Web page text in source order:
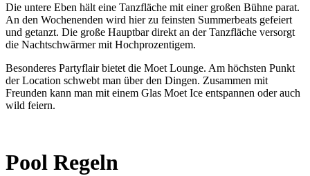
Die untere Eben hält eine Tanzfläche mit einer großen Bühne parat.
An den Wochenenden wird hier zu feinsten Summerbeats gefeiert
und getanzt. Die große Hauptbar direkt an der Tanzfläche versorgt
die Nachtschwärmer mit Hochprozentigem.
Besonderes Partyflair bietet die Moet Lounge. Am höchsten Punkt
der Location schwebt man über den Dingen. Zusammen mit
Freunden kann man mit einem Glas Moet Ice entspannen oder auch
wild feiern.
Pool Regeln